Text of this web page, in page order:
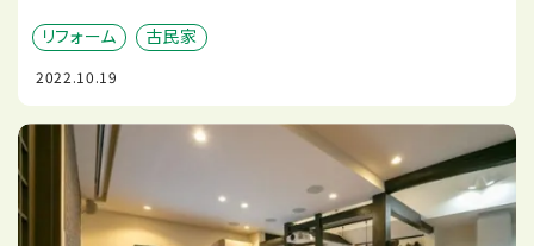
リフォーム 古民家
2022.10.19